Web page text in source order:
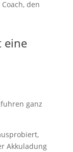
den
eine
ganz
Akkuladung